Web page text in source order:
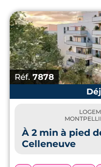
Réf. 7878
À 2 min à pied
Celleneuve